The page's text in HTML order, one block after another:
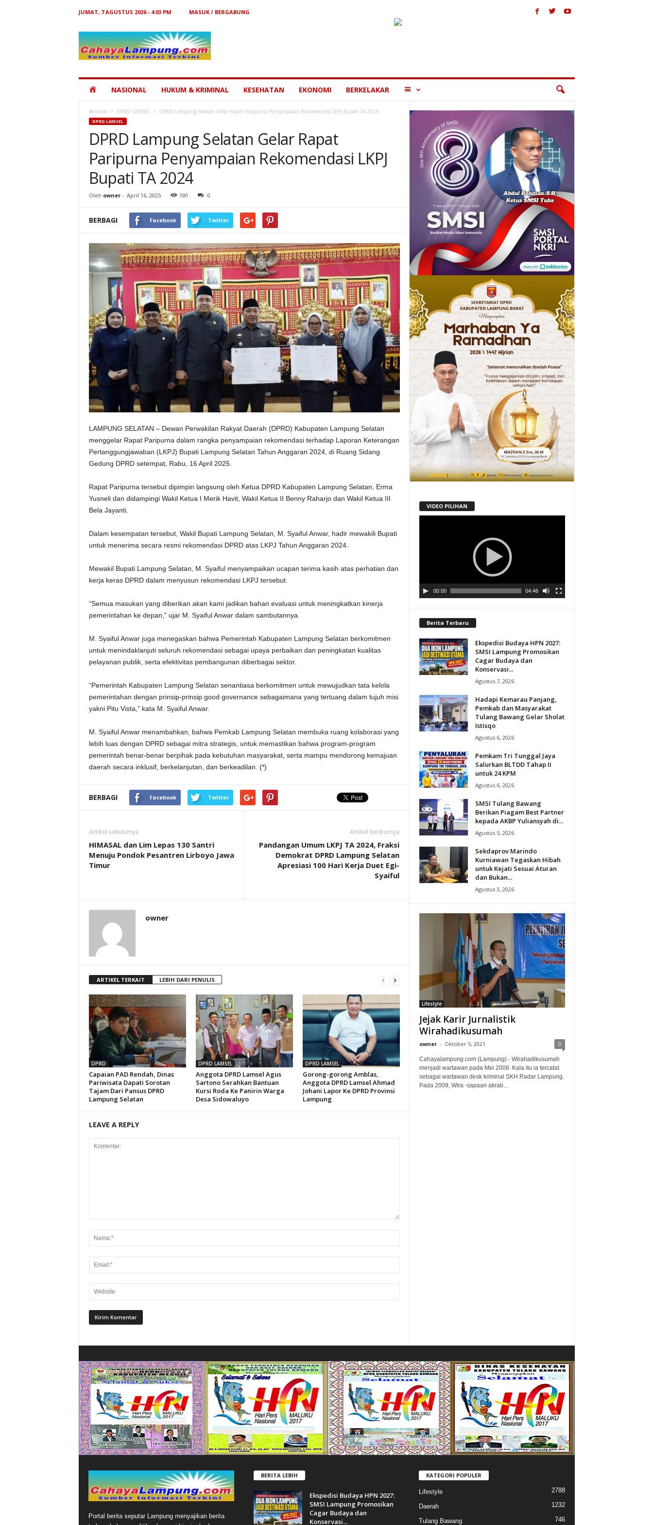
JUMAT, 7 AGUSTUS 2026 - 4:03 PM
MASUK / BERGABUNG
Lampung
HOMENASIONAL HUKUM & KRIMINAL KESEHATAN EKONOMI BERKELAKAR MORE
Beranda DPRD LAMSEL DPRD Lampung Selatan Gelar Rapat Paripurna Penyampaian Rekomendasi LKPJ Bupati TA 2024
DPRD LAMSEL
DPRD Lampung Selatan Gelar Rapat
Paripurna Penyampaian Rekomendasi LKPJ
Bupati TA 2024
Oleh owner- April 16, 2025 190 0
BERBAGI Facebook Twitter
LAMPUNG SELATAN – Dewan Perwakilan Rakyat Daerah (DPRD) Kabupaten Lampung Selatan
menggelar Rapat Paripurna dalam rangka penyampaian rekomendasi terhadap Laporan Keterangan
Pertanggungjawaban (LKPJ) Bupati Lampung Selatan Tahun Anggaran 2024, di Ruang Sidang
Gedung DPRD setempat, Rabu, 16 April 2025.
Rapat Paripurna tersebut dipimpin langsung oleh Ketua DPRD Kabupaten Lampung Selatan, Erma
Yusneli dan didampingi Wakil Ketua I Merik Havit, Wakil Ketua II Benny Raharjo dan Wakil Ketua III
Bela Jayanti.
Dalam kesempatan tersebut, Wakil Bupati Lampung Selatan, M. Syaiful Anwar, hadir mewakili Bupati
untuk menerima secara resmi rekomendasi DPRD atas LKPJ Tahun Anggaran 2024.
Mewakil Bupati Lampung Selatan, M. Syaiful menyampaikan ucapan terima kasih atas perhatian dan
kerja keras DPRD dalam menyusun rekomendasi LKPJ tersebut.
“Semua masukan yang diberikan akan kami jadikan bahan evaluasi untuk meningkatkan kinerja
pemerintahan ke depan,” ujar M. Syaiful Anwar dalam sambutannya.
M. Syaiful Anwar juga menegaskan bahwa Pemerintah Kabupaten Lampung Selatan berkomitmen
untuk menindaklanjuti seluruh rekomendasi sebagai upaya perbaikan dan peningkatan kualitas
pelayanan publik, serta efektivitas pembangunan diberbagai sektor.
“Pemerintah Kabupaten Lampung Selatan senantiasa berkomitmen untuk mewujudkan tata kelola
pemerintahan dengan prinsip-prinsip good governance sebagaimana yang tertuang dalam tujuh misi
yakni Pitu Vista,” kata M. Syaiful Anwar.
M. Syaiful Anwar menambahkan, bahwa Pemkab Lampung Selatan membuka ruang kolaborasi yang
lebih luas dengan DPRD sebagai mitra strategis, untuk memastikan bahwa program-program
pemerintah benar-benar berpihak pada kebutuhan masyarakat, serta mampu mendorong kemajuan
daerah secara inklusif, berkelanjutan, dan berkeadilan. (*)
BERBAGI Facebook Twitter
Artikel sebelumya
HIMASAL dan Lim Lepas 130 Santri
Menuju Pondok Pesantren Lirboyo Jawa
Timur
Artikel berikutnya
Pandangan Umum LKPJ TA 2024, Fraksi
Demokrat DPRD Lampung Selatan
Apresiasi 100 Hari Kerja Duet Egi-
Syaiful
owner
ARTIKEL TERKAIT LEBIH DARI PENULIS
DPRD
Capaian PAD Rendah, Dinas
Pariwisata Dapati Sorotan
Tajam Dari Pansus DPRD
Lampung Selatan
DPRD LAMSEL
Anggota DPRD Lamsel Agus
Sartono Serahkan Bantuan
Kursi Roda Ke Panirin Warga
Desa Sidowaluyo
DPRD LAMSEL
Gorong-gorong Amblas,
Anggota DPRD Lamsel Ahmad
Johani Lapor Ke DPRD Provinsi
Lampung
LEAVE A REPLY
VIDEO PILIHAN
00:00 04:46
Berita Terbaru
Ekspedisi Budaya HPN 2027:
SMSI Lampung Promosikan
Cagar Budaya dan
Konservasi...
Agustus 7, 2026
Hadapi Kemarau Panjang,
Pemkab dan Masyarakat
Tulang Bawang Gelar Sholat
Istisqo
Agustus 6, 2026
Pemkam Tri Tunggal Jaya
Salurkan BLTDD Tahap II
untuk 24 KPM
Agustus 6, 2026
SMSI Tulang Bawang
Berikan Piagam Best Partner
kepada AKBP Yuliansyah di...
Agustus 5, 2026
Sekdaprov Marindo
Kurniawan Tegaskan Hibah
untuk Kejati Sesuai Aturan
dan Bukan...
Agustus 3, 2026
Lifestyle
Jejak Karir Jurnalistik
Wirahadikusumah
owner - Oktober 5, 2021 0
Cahayalampung.com (Lampung) - Wirahadikusumah
menjadi wartawan pada Mei 2008. Kala itu ia tercatat
sebagai wartawan desk kriminal SKH Radar Lampung.
Pada 2009, Wira -sapaan akrab...
Portal berita seputar Lampung menyajikan berita
BERITA LEBIH
Ekspedisi Budaya HPN 2027:
SMSI Lampung Promosikan
Cagar Budaya dan
Konservasi...
KATEGORI POPULER
Lifestyle 2788
Daerah 1232
Tulang Bawang 746